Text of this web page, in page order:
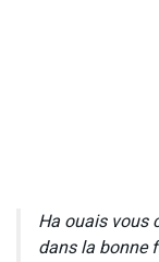
Ha ouais vous
dans la bonne